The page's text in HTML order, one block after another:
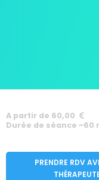
A partir de 60,00
Durée de séance ~60
PRENDRE RDV